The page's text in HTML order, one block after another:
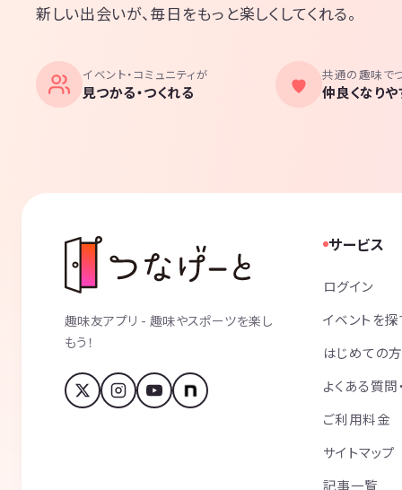
新しい出会いが、毎日をもっと楽しくしてくれる。
イベント・コミュニティが
見つかる・つくれる
共通の趣味で
仲良くなり
趣味友アプリ - 趣味やスポーツを楽し
もう！
サービス
ログイン
イベントを
はじめての
よくある質
ご利用料金
サイトマップ
記事一覧